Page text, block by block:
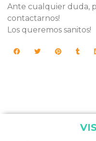
Ante cualquier duda,
contactarnos!
Los queremos sanitos!